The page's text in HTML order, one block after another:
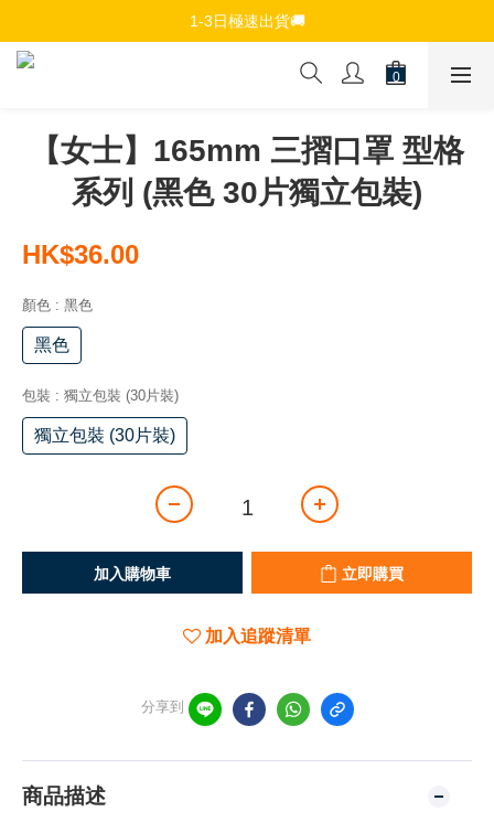
免費註冊會員，$150免運優惠
1-3日極速出貨🚚
追蹤Channel接收WhatsApp優惠通知
【女士】165mm 三摺口罩 型格
系列 (黑色 30片獨立包裝)
HK$36.00
顏色 : 黑色
黑色
包裝 : 獨立包裝 (30片裝)
獨立包裝 (30片裝)
加入購物車 立即購買
加入追蹤清單
分享到
商品描述